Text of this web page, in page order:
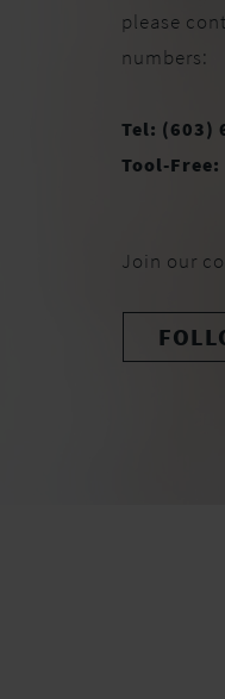
please
numbers:
Tel: (603)
Tool-
Join our